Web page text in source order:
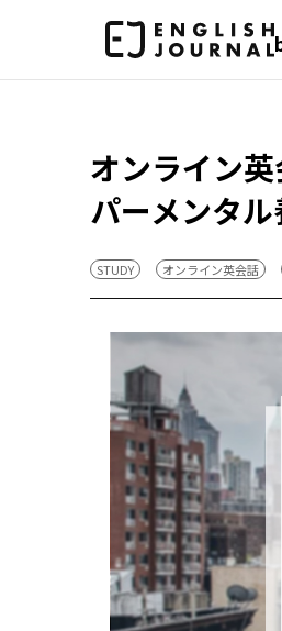
オンライン
パーメンタル
STUDY オンライン英会話